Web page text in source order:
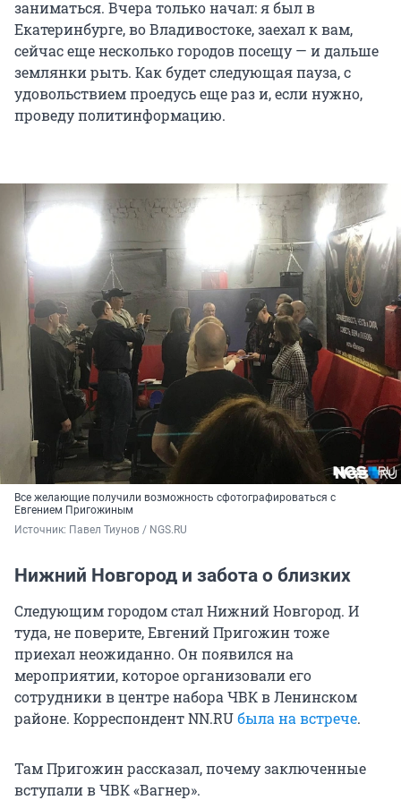
заниматься. Вчера только начал: я был в
Екатеринбурге, во Владивостоке, заехал к вам,
сейчас еще несколько городов посещу — и дальше
землянки рыть. Как будет следующая пауза, с
удовольствием проедусь еще раз и, если нужно,
проведу политинформацию.
Все желающие получили возможность сфотографироваться с
Евгением Пригожиным
Источник: Павел Тиунов / NGS.RU
Нижний Новгород и забота о близких
Следующим городом стал Нижний Новгород. И
туда, не поверите, Евгений Пригожин тоже
приехал неожиданно. Он появился на
мероприятии, которое организовали его
сотрудники в центре набора ЧВК в Ленинском
районе. Корреспондент NN.RUбыла на встрече.
Там Пригожин рассказал, почему заключенные
вступали в ЧВК «Вагнер».